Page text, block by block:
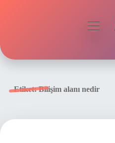
Etiket:Bilişim alanı nedir